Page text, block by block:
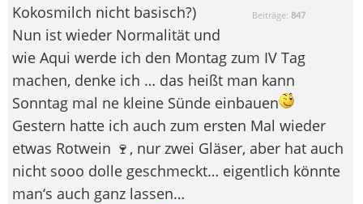
Beiträge:847
Kokosmilch nicht basisch?)
Nun ist wieder Normalität und
wie Aqui werde ich den Montag zum IV Tag
machen, denke ich … das heißt man kann
Sonntag mal ne kleine Sünde einbauen
Gestern hatte ich auch zum ersten Mal wieder
etwas Rotwein 🍷, nur zwei Gläser, aber hat auch
nicht sooo dolle geschmeckt… eigentlich könnte
man‘s auch ganz lassen…